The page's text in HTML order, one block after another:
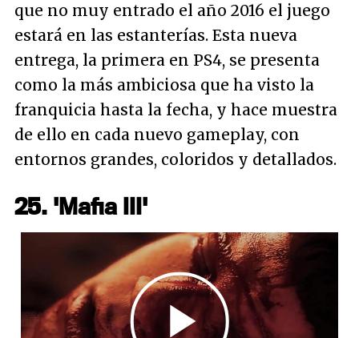
que no muy entrado el año 2016 el juego
estará en las estanterías. Esta nueva
entrega, la primera en PS4, se presenta
como la más ambiciosa que ha visto la
franquicia hasta la fecha, y hace muestra
de ello en cada nuevo gameplay, con
entornos grandes, coloridos y detallados.
25. 'Mafia III'